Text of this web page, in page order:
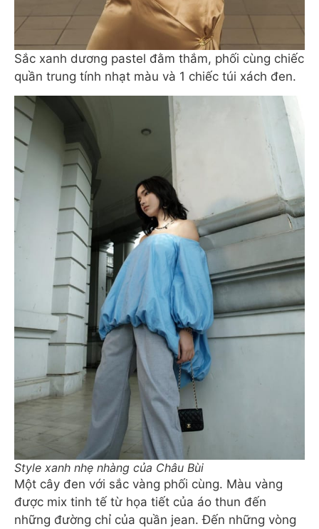
Sắc xanh dương pastel đằm thắm, phối cùng chiếc
quần trung tính nhạt màu và 1 chiếc túi xách đen.
Style xanh nhẹ nhàng của Châu Bùi
Một cây đen với sắc vàng phối cùng. Màu vàng
được mix tinh tế từ họa tiết của áo thun đến
những đường chỉ của quần jean. Đến những vòng